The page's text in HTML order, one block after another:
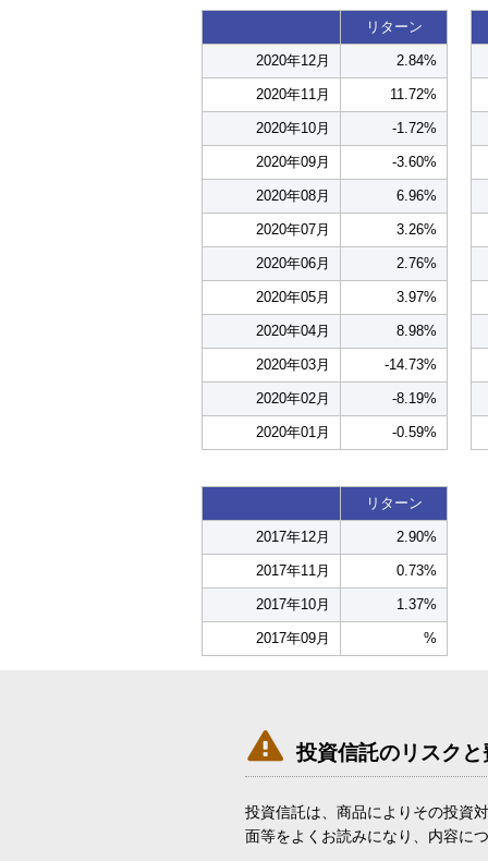
リターン
2020年12月 2.84%
2020年11月 11.72%
2020年10月 -1.72%
2020年09月 -3.60%
2020年08月 6.96%
2020年07月 3.26%
2020年06月 2.76%
2020年05月 3.97%
2020年04月 8.98%
2020年03月 -14.73%
2020年02月 -8.19%
2020年01月 -0.59%
リターン
2017年12月 2.90%
2017年11月 0.73%
2017年10月 1.37%
2017年09月 %
 投資信託のリスク
投資信託は、商品によりその投資
面等をよくお読みになり、内容に